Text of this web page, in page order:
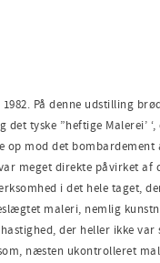
På denne udstilling
tyske ”heftige Malerei’
op mod det
meget direkte påvirket
i det hele taget,
maleri, nemlig
der heller ikke
næsten ukontrolleret